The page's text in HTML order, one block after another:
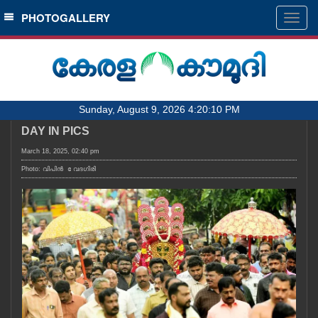
SECTIONS
HOME
NOTIFIED NEWS
KERALA
LOCAL
OBITUARY
NEWS 360
PHOTOGALLERY
Sunday, August 9, 2026 4:20:10 PM
DAY IN PICS
March 18, 2025, 02:40 pm
Photo: വിപിൻ േവദഗിരി